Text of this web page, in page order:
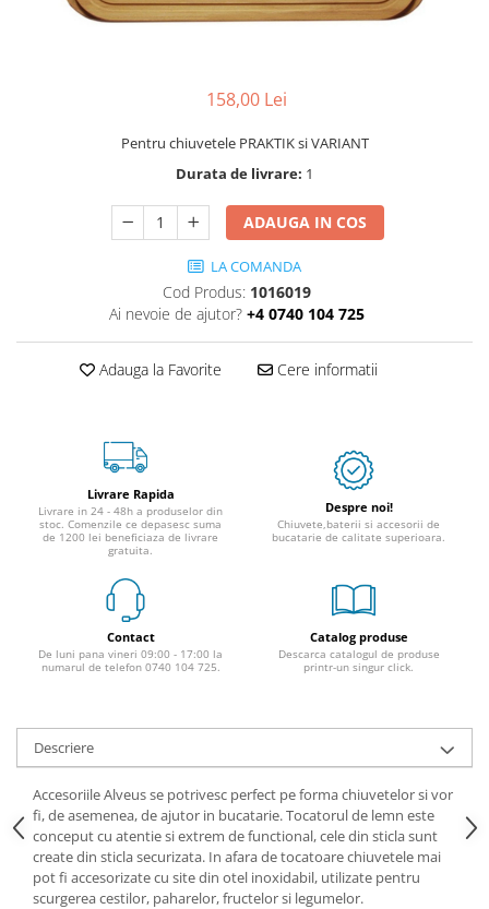
158,00 Lei
Pentru chiuvetele PRAKTIK si VARIANT
Durata de livrare: 1
ADAUGA IN COS
LA COMANDA
Cod Produs: 1016019
Ai nevoie de ajutor? +4 0740 104 725
Adauga la Favorite Cere informatii
Livrare Rapida
Livrare in 24 - 48h a produselor din
stoc. Comenzile ce depasesc suma
de 1200 lei beneficiaza de livrare
gratuita.
Despre noi!
Chiuvete,baterii si accesorii de
bucatarie de calitate superioara.
Contact
De luni pana vineri 09:00 - 17:00 la
numarul de telefon 0740 104 725.
Catalog produse
Descarca catalogul de produse
printr-un singur click.
Descriere
Accesoriile Alveus se potrivesc perfect pe forma chiuvetelor si vor
fi, de asemenea, de ajutor in bucatarie. Tocatorul de lemn este
conceput cu atentie si extrem de functional, cele din sticla sunt
create din sticla securizata. In afara de tocatoare chiuvetele mai
pot fi accesorizate cu site din otel inoxidabil, utilizate pentru
scurgerea cestilor, paharelor, fructelor si legumelor.